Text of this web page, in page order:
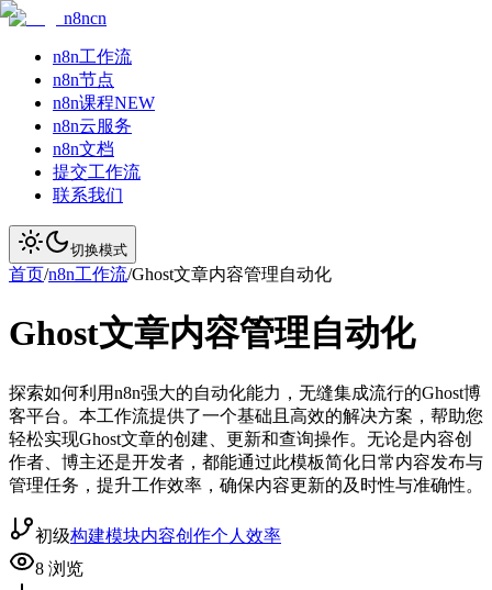
n8ncn
n8n工作流
n8n节点
n8n课程NEW
n8n云服务
n8n文档
提交工作流
联系我们
切换模式
首页/n8n工作流/Ghost文章内容管理自动化
Ghost文章内容管理自动化
探索如何利用n8n强大的自动化能力，无缝集成流行的Ghost博
客平台。本工作流提供了一个基础且高效的解决方案，帮助您
轻松实现Ghost文章的创建、更新和查询操作。无论是内容创
作者、博主还是开发者，都能通过此模板简化日常内容发布与
管理任务，提升工作效率，确保内容更新的及时性与准确性。
初级构建模块内容创作个人效率
8 浏览